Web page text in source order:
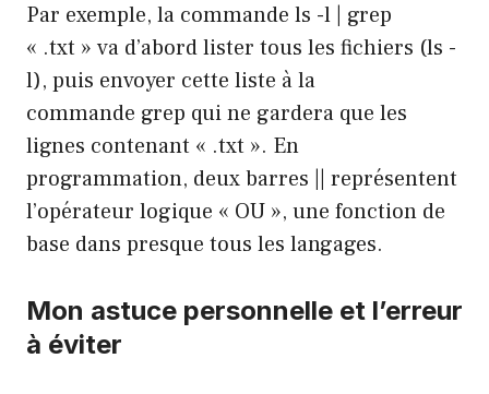
Par exemple, la commande ls -l | grep
« .txt » va d’abord lister tous les fichiers (ls -
l), puis envoyer cette liste à la
commande grep qui ne gardera que les
lignes contenant « .txt ». En
programmation, deux barres || représentent
l’opérateur logique « OU », une fonction de
base dans presque tous les langages.
Mon astuce personnelle et l’erreur
à éviter